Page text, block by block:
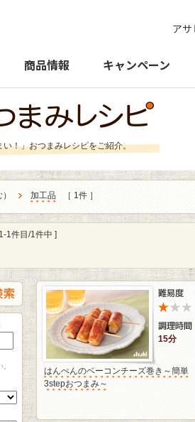
ア
商品情報 キャンペーン
い！」おつまみレシピをご紹介。
加工品 ［ 1件 ］
1件目/1件中 ]
15分
はんぺんのベーコンチーズ巻き～簡単
3stepおつまみ～